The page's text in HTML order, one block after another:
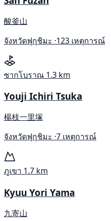
酸釜山
จังหวัดฟุกุชิมะ ·123 เหตุการณ์
ซากโบราณ 1.3 km
Youji Ichiri Tsuka
楊枝一里塚
จังหวัดฟุกุชิมะ ·7 เหตุการณ์
ภูเขา 1.7 km
Kyuu Yori Yama
九寄山